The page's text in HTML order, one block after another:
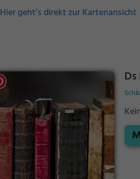
Hier geht’s direkt zur Kartenansicht